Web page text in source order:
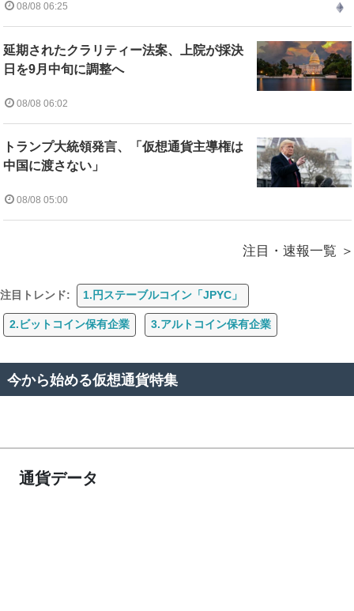
08/08 06:25
延期されたクラリティー法案、上院が採決
日を9月中旬に調整へ
08/08 06:02
トランプ大統領発言、「仮想通貨主導権は
中国に渡さない」
08/08 05:00
注目・速報一覧
注目トレンド: 1.円ステーブルコイン「JPYC」
2.ビットコイン保有企業 3.アルトコイン保有企業
今から始める仮想通貨特集
通貨データ